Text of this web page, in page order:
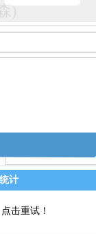
)
)
)
计
击重试！